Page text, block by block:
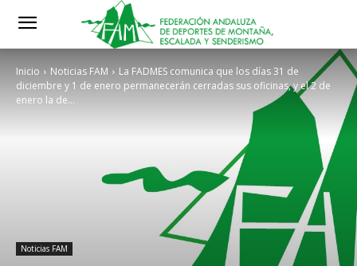
Inicio Noticias FAM
La FADMES comunica que los días 31 de
diciembre y 1 de enero permanecerán cerradas sus oficinas, y el 2 de
enero la de...
Noticias FAM